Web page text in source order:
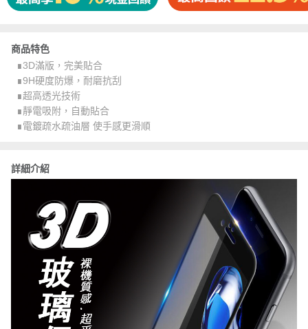
商品特色
∎3D滿版，完美貼合
∎9H硬度防爆，耐磨抗刮
∎超高透光技術
∎靜電吸附，自動貼合
∎電鍍疏水疏油層 使手感更滑順
詳細介紹